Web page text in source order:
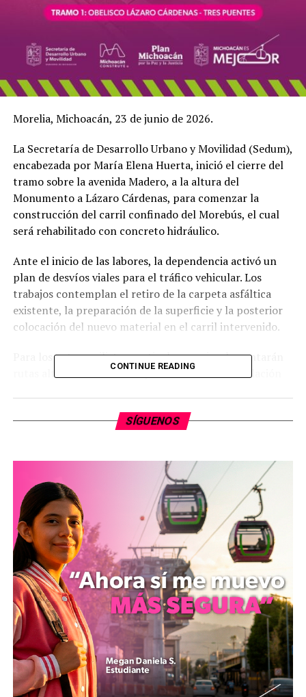
Morelia, Michoacán, 23 de junio de 2026.
La Secretaría de Desarrollo Urbano y Movilidad (Sedum),
encabezada por María Elena Huerta, inició el cierre del
tramo sobre la avenida Madero, a la altura del
Monumento a Lázaro Cárdenas, para comenzar la
construcción del carril confinado del Morebús, el cual
será rehabilitado con concreto hidráulico.
Ante el inicio de las labores, la dependencia activó un
plan de desvíos viales para el tráfico vehicular. Los
trabajos contemplan el retiro de la carpeta asfáltica
existente, la preparación de la superficie y la posterior
colocación del nuevo material en el carril intervenido.
Para los automovilistas particulares se implementarán
rutas alternas señalizadas y se habilitará la circulación
periodo vacacional para avanzar en los trabajos, con el
La estrategia operativa de la Sedum establece que el
transporte público mantendrá la prioridad de
circulación sobre la avenida Madero para dar
continuidad a las rutas habituales. Asimismo, la
funcionaria estatal exhortó a la ciudadanía a respetar
las señales de tránsito y las indicaciones del personal
desplegado en el área.
mizitacuaro
Comparte con:
CONTINUE READING
SÍGUENOS